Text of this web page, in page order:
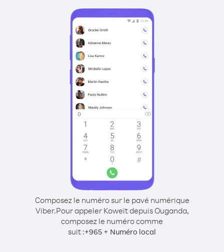
Composez le numéro sur le pavé numérique
Viber.Pour appeler Koweït depuis Ouganda,
composez le numéro comme
suit :+965 + Numéro local